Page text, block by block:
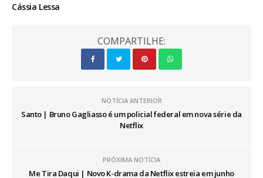
Cássia Lessa
COMPARTILHE:
NOTÍCIA ANTERIOR
Santo | Bruno Gagliasso é um policial federal em nova série da
Netflix
PRÓXIMA NOTÍCIA
Me Tira Daqui | Novo K-drama da Netflix estreia em junho